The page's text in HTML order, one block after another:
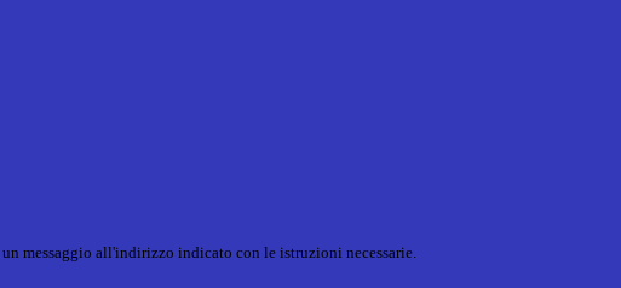
messaggio all'indirizzo indicato con le istruzioni necessarie.